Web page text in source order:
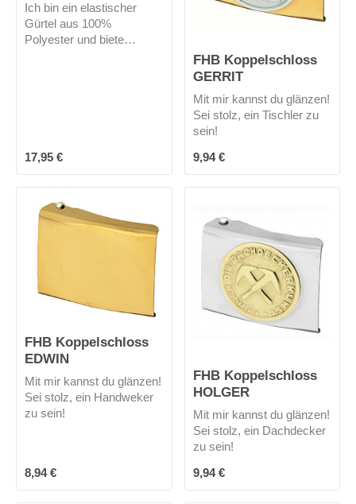
Ich bin ein elastischer
Gürtel aus 100%
Polyester und biete
Waschen an deiner Hose
lassen, dass stört mich
Regulärer Preis:
17,95 €
FHB Koppelschloss
GERRIT
Mit mir kannst du glänzen!
Sei stolz, ein Tischler zu
sein!
Regulärer Preis:
9,94 €
FHB Koppelschloss
EDWIN
Mit mir kannst du glänzen!
Sei stolz, ein Handweker
zu sein!
Regulärer Preis:
8,94 €
FHB Koppelschloss
HOLGER
Mit mir kannst du glänzen!
Sei stolz, ein Dachdecker
zu sein!
Regulärer Preis:
9,94 €